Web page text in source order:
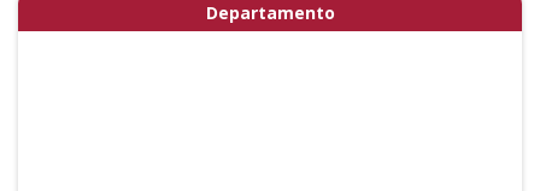
Departamento